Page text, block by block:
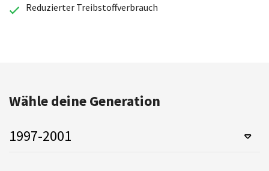
Reduzierter Treibstoffverbrauch
Wähle deine Generation
1997-2001